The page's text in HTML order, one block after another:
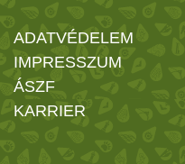
ADATVÉDELEM
IMPRESSZUM
ÁSZF
KARRIER